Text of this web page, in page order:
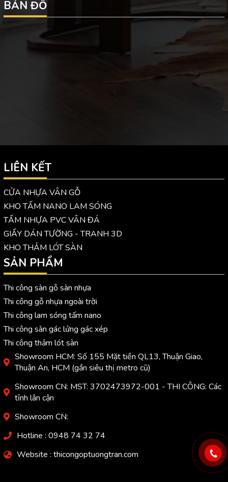
BẢN ĐỒ
LIÊN KẾT
CỬA NHỰA VÂN GỖ
KHO TẤM NANO LAM SÓNG
TẤM NHỰA PVC VÂN ĐÁ
GIẤY DÁN TƯỜNG - TRANH 3D
KHO THẢM LÓT SÀN
SẢN PHẨM
Thi công sàn gỗ sàn nhựa
Thi công gỗ nhựa ngoài trời
Thi công lam sóng tấm nano
Thi công sàn gác lửng gác xép
Thi công thảm lót sàn
Showroom HCM: Số 155 Mặt tiền QL13, Thuận Giao,
Thuận An, HCM (gần siêu thị metro cũ)
Showroom CN: MST: 3702473972-001 - THI CÔNG: Các
tỉnh lân cận
Showroom CN:
Hotline : 0948 74 32 74
Website : thicongoptuongtran.com